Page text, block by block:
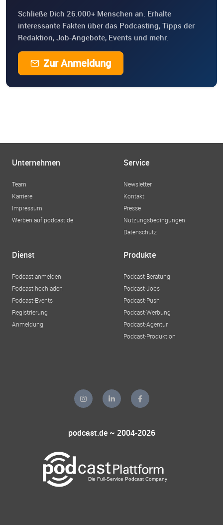
Schließe Dich 26.000+ Menschen an. Erhalte
interessante Fakten über das Podcasting, Tipps der
Redaktion, Job-Angebote, Events und mehr.
Zur Anmeldung
Unternehmen
Team
Karriere
Impressum
Werben auf podcast.de
Service
Newsletter
Kontakt
Presse
Nutzungsbedingungen
Datenschutz
Dienst
Podcast anmelden
Podcast hochladen
Podcast-Events
Registrierung
Anmeldung
Produkte
Podcast-Beratung
Podcast-Jobs
Podcast-Push
Podcast-Werbung
Podcast-Agentur
Podcast-Produktion
podcast.de ~ 2004-2026